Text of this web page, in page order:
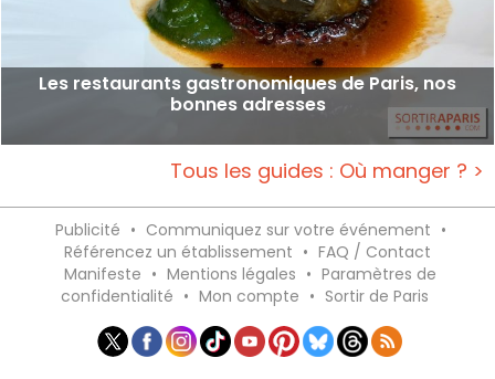
Les restaurants gastronomiques de Paris, nos
bonnes adresses
Tous les guides : Où manger ? >
Publicité • Communiquez sur votre événement •
Référencez un établissement • FAQ / Contact
Manifeste • Mentions légales • Paramètres de
confidentialité • Mon compte • Sortir de Paris